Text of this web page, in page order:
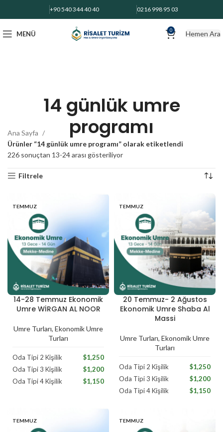
+90 540 344 40 40 0216 998 95 03
MENÜ 0 Hemen Ara
14 günlük umre
programı
Ana Sayfa
Ürünler “14 günlük umre programı” olarak etiketlendi
226 sonuçtan 13-24 arası gösteriliyor
Filtrele
TEMMUZ
Temmuz
14-28 Temmuz Ekonomik
Umre WİRGAN AL NOOR
Umre Turları, Ekonomik Umre
Turları
Oda Tipi 2 Kişilik
$1,250
Oda Tipi 3 Kişilik
$1,200
Oda Tipi 4 Kişilik
$1,150
TEMMUZ
Temmuz
20 Temmuz- 2 Ağustos
Ekonomik Umre Shaba Al
Massi
Umre Turları, Ekonomik Umre
Turları
Oda Tipi 2 Kişilik
$1,250
Oda Tipi 3 Kişilik
$1,200
Oda Tipi 4 Kişilik
$1,150
TEMMUZ TEMMUZ